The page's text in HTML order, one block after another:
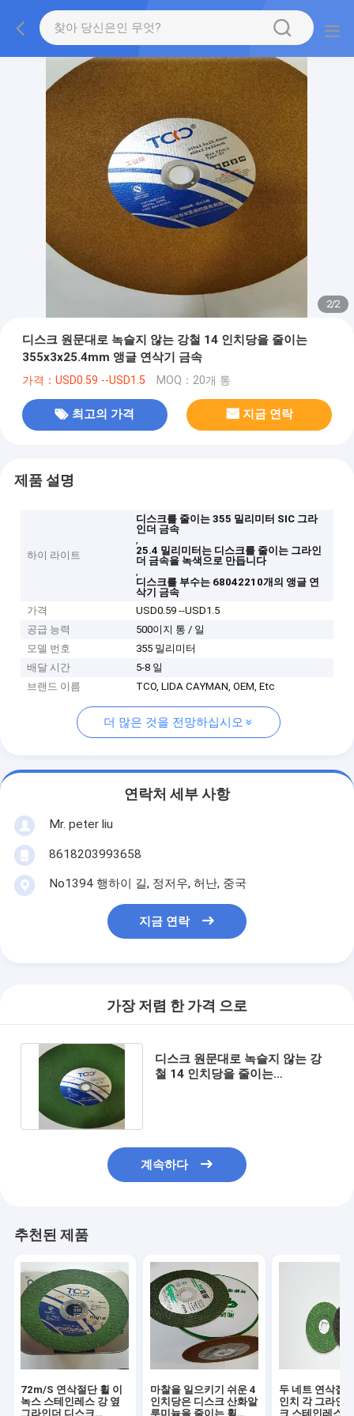
2/2
디스크 원문대로 녹슬지 않는 강철 14 인치당을 줄이는
355x3x25.4mm 앵글 연삭기 금속
가격：USD0.59 --USD1.5 MOQ：20개 통
최고의 가격 지금 연락
제품 설명
하이 라이트
디스크를 줄이는 355 밀리미터 SIC 그라
인더 금속
,
25.4 밀리미터는 디스크를 줄이는 그라인
더 금속을 녹색으로 만듭니다
,
디스크를 부수는 68042210개의 앵글 연
삭기 금속
가격
USD0.59 --USD1.5
공급 능력
500이지 통 / 일
모델 번호
355 밀리미터
배달 시간
5-8 일
브랜드 이름
TCO, LIDA CAYMAN, OEM, Etc
더 많은 것을 전망하십시오
연락처 세부 사항
Mr. peter liu
8618203993658
No1394 행하이 길, 정저우, 허난, 중국
지금 연락
가장 저렴 한 가격 으로
디스크 원문대로 녹슬지 않는 강
철 14 인치당을 줄이는
계속하다
추천된 제품
72m/S 연삭절단 휠 이
녹스 스테인레스 강 옆
그라인더 디스크
마찰을 일으키기 쉬운 4
인치당은 디스크 산화알
루미늄을 줄이는 휠
두 네트 연삭절
인치 각 그라인
크 스테인레스